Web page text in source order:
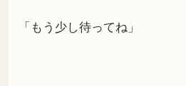
「もう少し待ってね」